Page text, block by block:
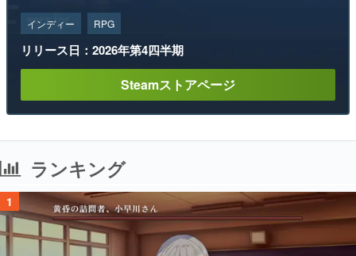
インディー RPG
リリース日：2026年第4四半期
Steamストアページ
ランキング
1